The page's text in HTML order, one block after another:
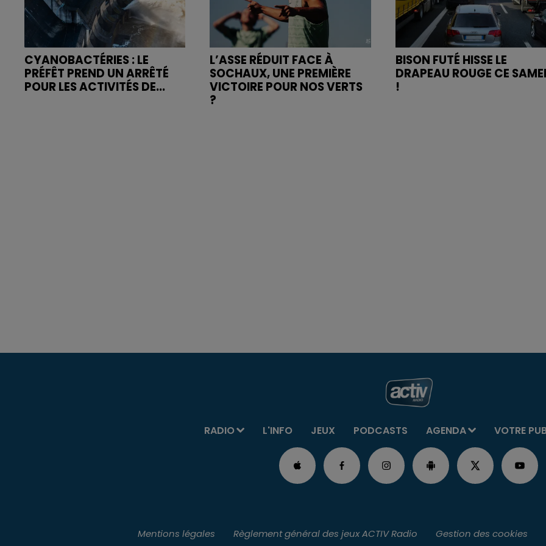
CYANOBACTÉRIES : LE
PRÉFÊT PREND UN ARRÊTÉ
POUR LES ACTIVITÉS DE...
L’ASSE RÉDUIT FACE À
SOCHAUX, UNE PREMIÈRE
VICTOIRE POUR NOS VERTS
?
BISON FUTÉ HISSE LE
DRAPEAU ROUGE CE
!
RADIO L'INFO JEUX PODCASTS AGENDA VOTRE
Mentions légales Règlement général des jeux ACTIV Radio Gestion des cookies